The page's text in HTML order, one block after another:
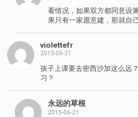
看情况，如果双方都同意设
果只有一家愿意建，那就自
violettefr
2015-06-21
孩子上课要去密西沙加这么远
习？
永远的草根
2015-06-21